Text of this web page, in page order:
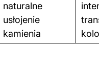
naturalne
usłojenie
kamienia